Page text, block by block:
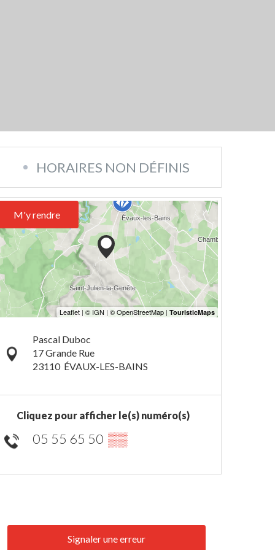
HORAIRES NON DÉFINIS
M'y rendre
Pascal Duboc
17 Grande Rue
23110 ÉVAUX-LES-BAINS
Cliquez pour afficher le(s) numéro(s)
05 55 65 50 ▒▒
Signaler une erreur